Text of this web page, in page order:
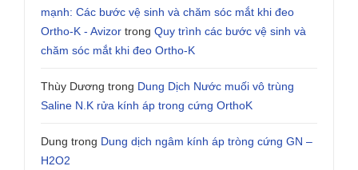
mạnh: Các bước vệ sinh và chăm sóc mắt khi đeo
Ortho-K - Avizor trong Quy trình các bước vệ sinh và
chăm sóc mắt khi đeo Ortho-K
Thùy Dương trong Dung Dịch Nước muối vô trùng
Saline N.K rửa kính áp trong cứng OrthoK
Dung trong Dung dịch ngâm kính áp tròng cứng GN –
H2O2